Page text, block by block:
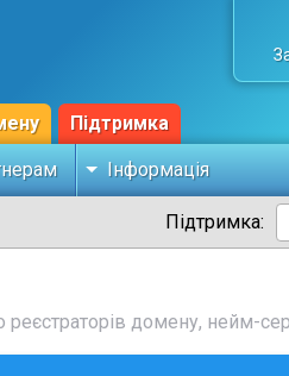
Підтримка
Інформація
Підтримка:
домену, нейм-